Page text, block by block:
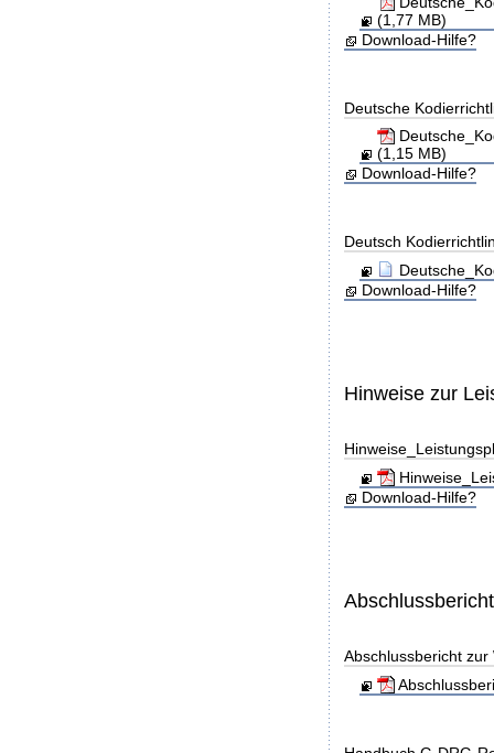
(1,77 MB)
Download-Hilfe?
Deutsche
(1,15 MB)
Download-Hilfe?
Deutsch
Download-Hilfe?
Hinweise zur
Download-Hilfe?
Abschlussbericht